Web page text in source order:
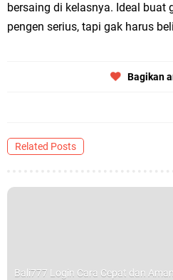
bersaing di kelasnya. Ideal buat
pengen serius, tapi gak harus
Bagikan
Related Posts
Bali777 Login Cara Cepat dan